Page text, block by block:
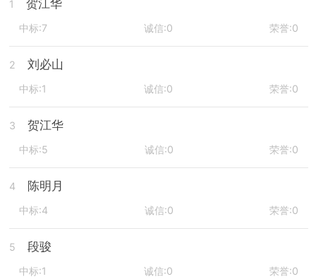
1 贺江华
中标:7 诚信:0 荣誉:0
2 刘必山
中标:1 诚信:0 荣誉:0
3 贺江华
中标:5 诚信:0 荣誉:0
4 陈明月
中标:4 诚信:0 荣誉:0
5 段骏
中标:1 诚信:0 荣誉:0